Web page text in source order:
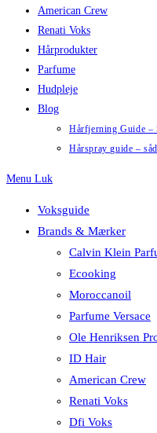
American Crew
Renati Voks
Hårprodukter
Parfume
Hudpleje
Blog
Hårfjerning Guide –
Hårspray guide –
Menu Luk
Voksguide
Brands & Mærker
Calvin Klein
Ecooking
Moroccanoil
Parfume Versace
Ole Henriksen
ID Hair
American Crew
Renati Voks
Dfi Voks